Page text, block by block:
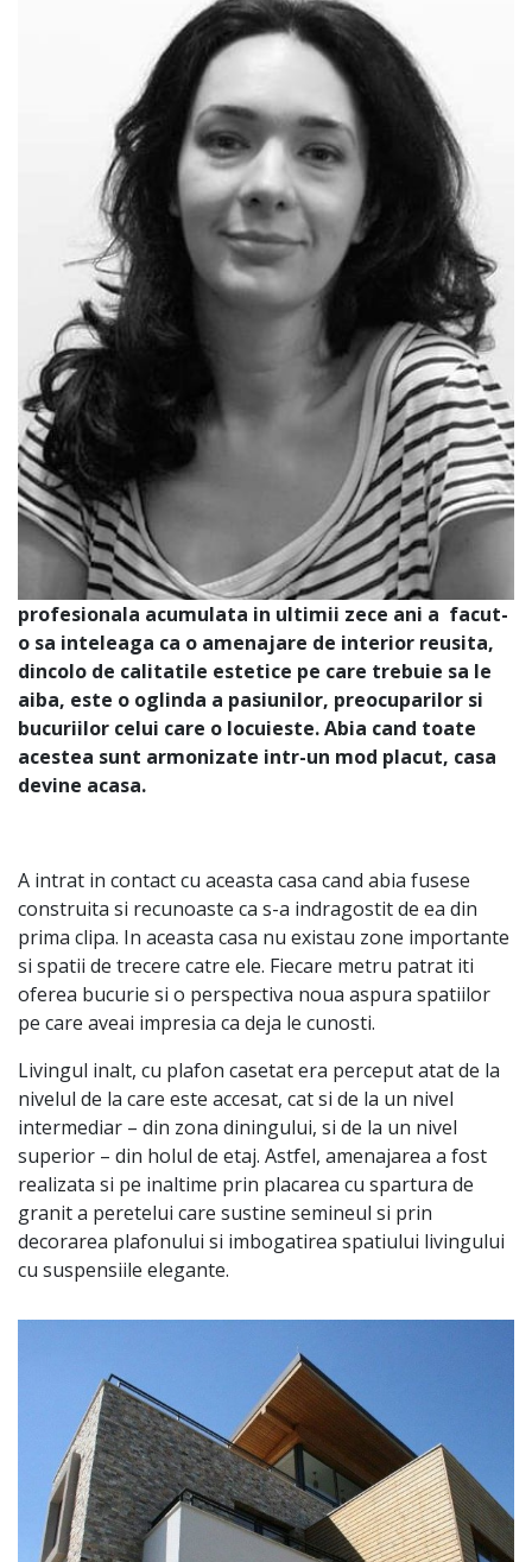
profesionala acumulata in ultimii zece ani a facut-
o sa inteleaga ca o amenajare de interior reusita,
dincolo de calitatile estetice pe care trebuie sa le
aiba, este o oglinda a pasiunilor, preocuparilor si
bucuriilor celui care o locuieste. Abia cand toate
acestea sunt armonizate intr-un mod placut, casa
devine acasa.
A intrat in contact cu aceasta casa cand abia fusese
construita si recunoaste ca s-a indragostit de ea din
prima clipa. In aceasta casa nu existau zone importante
si spatii de trecere catre ele. Fiecare metru patrat iti
oferea bucurie si o perspectiva noua aspura spatiilor
pe care aveai impresia ca deja le cunosti.
Livingul inalt, cu plafon casetat era perceput atat de la
nivelul de la care este accesat, cat si de la un nivel
intermediar – din zona diningului, si de la un nivel
superior – din holul de etaj. Astfel, amenajarea a fost
realizata si pe inaltime prin placarea cu spartura de
granit a peretelui care sustine semineul si prin
decorarea plafonului si imbogatirea spatiului livingului
cu suspensiile elegante.